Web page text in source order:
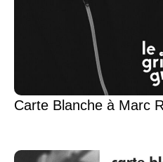
Carte Blanche à Marc